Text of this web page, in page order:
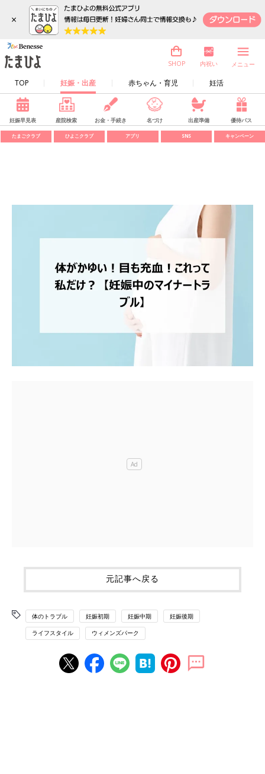
×
TOP 妊娠・出産 赤ちゃん・育児 妊活
SHOP 内祝い メニュー
妊娠早見表 産院検索 お金・手続き 名づけ 出産準備 優待パス
たまごクラブ ひよこクラブ アプリ SNS キャンペーン
元記事へ戻る
体のトラブル 妊娠初期 妊娠中期 妊娠後期
ライフスタイル ウィメンズパーク